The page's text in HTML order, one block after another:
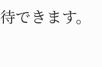
待できます。